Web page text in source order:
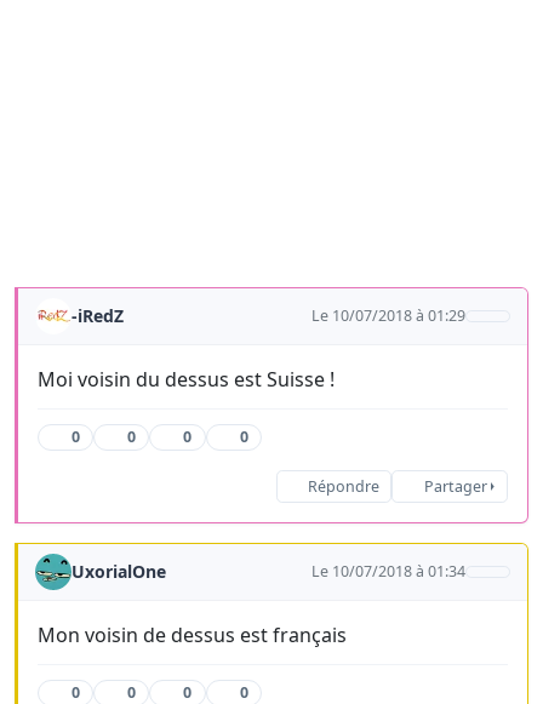
-iRedZ Le 10/07/2018 à 01:29
Moi voisin du dessus est Suisse !
0 0 0 0
Répondre Partager
UxorialOne Le 10/07/2018 à 01:34
Mon voisin de dessus est français
0 0 0 0